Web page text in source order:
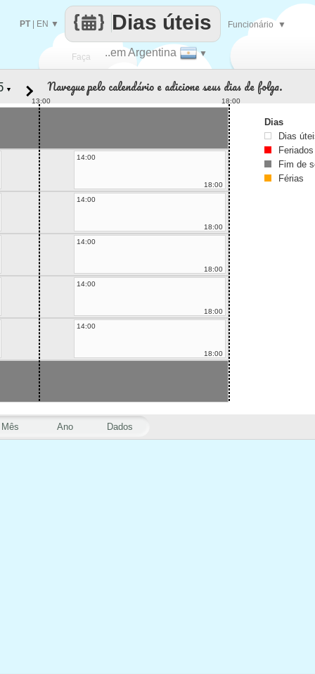
Faça ..em Argentina ▼
Dias úteis
PT| EN ▼ Funcionário ▼
Mês Ano Dados
▼ Navegue pelo calendário e adicione seus dias de folga.
13:00 18:00
14:00
18:00
14:00
18:00
14:00
18:00
14:00
18:00
14:00
18:00
Dias
Dias
Feriados
Fim de
Férias